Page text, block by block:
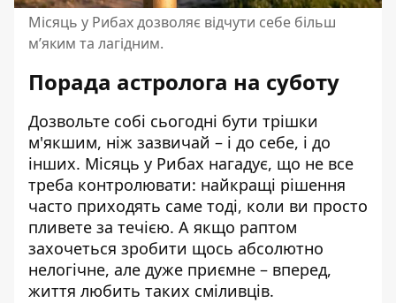
Місяць у Рибах дозволяє відчути себе більш
мʼяким та лагідним.
Порада астролога на суботу
Дозвольте собі сьогодні бути трішки
м'якшим, ніж зазвичай – і до себе, і до
інших. Місяць у Рибах нагадує, що не все
треба контролювати: найкращі рішення
часто приходять саме тоді, коли ви просто
пливете за течією. А якщо раптом
захочеться зробити щось абсолютно
нелогічне, але дуже приємне – вперед,
життя любить таких сміливців.